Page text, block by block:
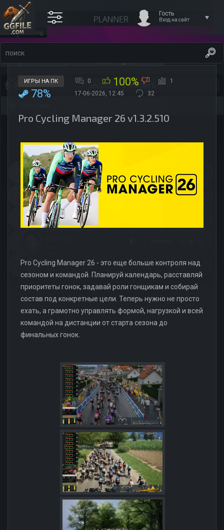
Гость
Вход на сайт
ИГРЫ НА ПК 0 100% 1
78% 17-06-2026, 12:45 32
Pro Cycling Manager 26 v1.3.2.510
Pro Cycling Manager 26 - это еще больше контроля над
сезоном и командой. Планируй календарь, расставляй
приоритеты гонок, задавай роли гонщикам и собирай
состав под конкретные цели. Теперь нужно не просто
ехать, а грамотно управлять формой, нагрузкой и всей
командой на дистанции от старта сезона до
финальных гонок.